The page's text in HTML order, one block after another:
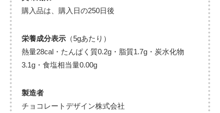
購入品は、購入日の250日後
栄養成分表示 （5gあたり）
熱量28cal・たんぱく質0.2g・脂質1.7g・炭水化物
3.1g・食塩相当量0.00g
製造者
チョコレートデザイン株式会社